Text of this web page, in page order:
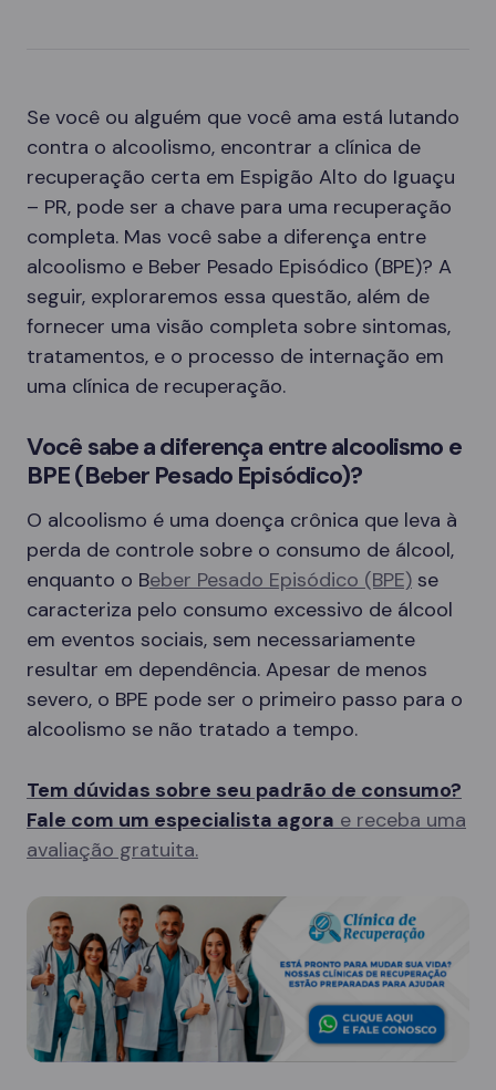
Se você ou alguém que você ama está lutando
contra o alcoolismo, encontrar a clínica de
recuperação certa em Espigão Alto do Iguaçu
– PR, pode ser a chave para uma recuperação
completa. Mas você sabe a diferença entre
alcoolismo e Beber Pesado Episódico (BPE)? A
seguir, exploraremos essa questão, além de
fornecer uma visão completa sobre sintomas,
tratamentos, e o processo de internação em
uma clínica de recuperação.
Você sabe a diferença entre alcoolismo e
BPE (Beber Pesado Episódico)?
O alcoolismo é uma doença crônica que leva à
perda de controle sobre o consumo de álcool,
enquanto o Beber Pesado Episódico (BPE) se
caracteriza pelo consumo excessivo de álcool
em eventos sociais, sem necessariamente
resultar em dependência. Apesar de menos
severo, o BPE pode ser o primeiro passo para o
alcoolismo se não tratado a tempo.
Tem dúvidas sobre seu padrão de consumo?
Fale com um especialista agora e receba uma
avaliação gratuita.